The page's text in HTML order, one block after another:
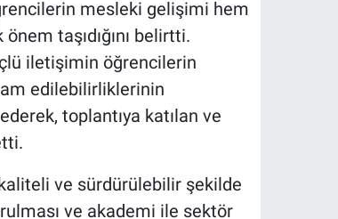
mesleki gelişimi hem
taşıdığını belirtti.
iletişimin öğrencilerin
edilebilirliklerinin
toplantıya katılan ve
ve sürdürülebilir şekilde
ve akademi ile sektör